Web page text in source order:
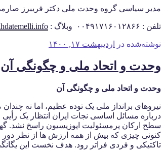
مدیر سیاسی گروه وحدت ملی دکتر فریبرز صارمی هامبورگ
تلفن : ۰۰۴۹۱۷۱۶۰۱۲۸۶۶ وبلاگ :
نوشته‌شده در اردیبهشت ۱۷, ۱۴۰۰
وحدت و اتحاد ملی و چگونگی آن
وحدت و اتحاد ملی و چگونگی آن
نیروهای برانداز ملی یک توده عظیم، اما نه
درباره مسائل اساسی نجات ایران انتظار یک
سطح ارکان پرمسئولیت اپوزیسیون راسخ نشد.
کنونی چیزی که بیش از همه ارزش ها از نظر دور
تاکتیکی و فردی فراتر رود. هدف نخست این